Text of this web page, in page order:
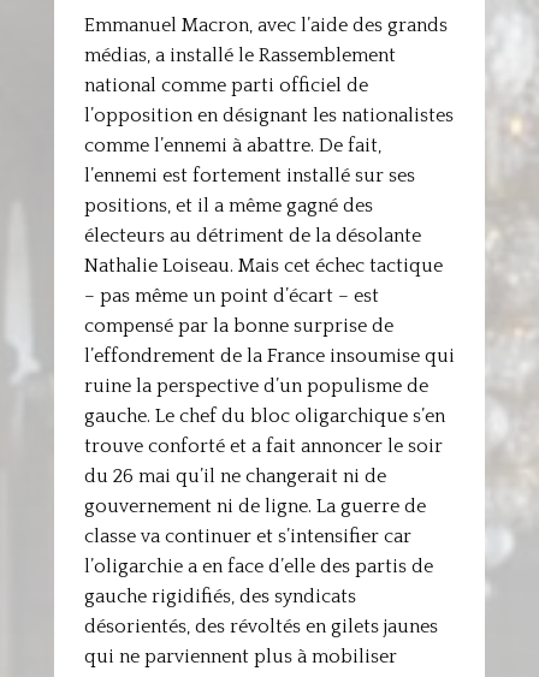
Emmanuel Macron, avec l’aide des grands
médias, a installé le Rassemblement
national comme parti officiel de
l’opposition en désignant les nationalistes
comme l’ennemi à abattre. De fait,
l’ennemi est fortement installé sur ses
positions, et il a même gagné des
électeurs au détriment de la désolante
Nathalie Loiseau. Mais cet échec tactique
– pas même un point d’écart – est
compensé par la bonne surprise de
l’effondrement de la France insoumise qui
ruine la perspective d’un populisme de
gauche. Le chef du bloc oligarchique s’en
trouve conforté et a fait annoncer le soir
du 26 mai qu’il ne changerait ni de
gouvernement ni de ligne. La guerre de
classe va continuer et s’intensifier car
l’oligarchie a en face d’elle des partis de
gauche rigidifiés, des syndicats
désorientés, des révoltés en gilets jaunes
qui ne parviennent plus à mobiliser